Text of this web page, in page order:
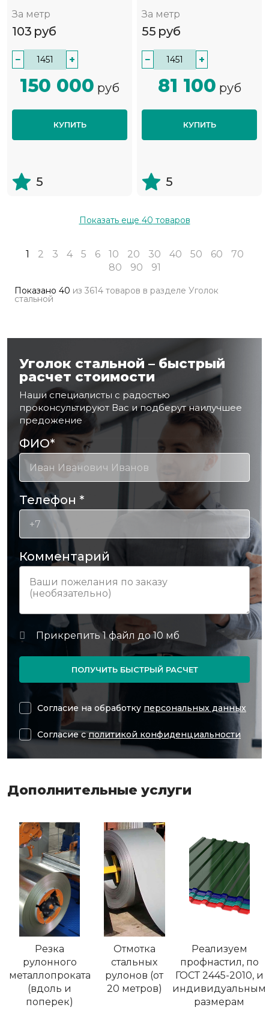
За метр
103 руб
− +
150 000 руб
КУПИТЬ
5
За метр
55 руб
− +
81 100 руб
КУПИТЬ
5
Показать еще 40 товаров
1 2 3 4 5 6 10 20 30 40 50 60
70
80
90 91
Показано 40 из 3614 товаров в разделе Уголок
стальной
Уголок стальной – быстрый
расчет стоимости
Наши специалисты с радостью
проконсультируют Вас и подберут наилучшее
предожение
ФИО*
Телефон *
Комментарий
ПОЛУЧИТЬ БЫСТРЫЙ РАСЧЕТ
Согласие на обработку персональных данных
Согласие сполитикой конфиденциальности
Дополнительные услуги
Резка
рулонного
металлопроката
(вдоль и
поперек)
Отмотка
стальных
рулонов (от
20 метров)
Реализуем
профнастил, по
ГОСТ 2445-2010, и
индивидуальным
размерам